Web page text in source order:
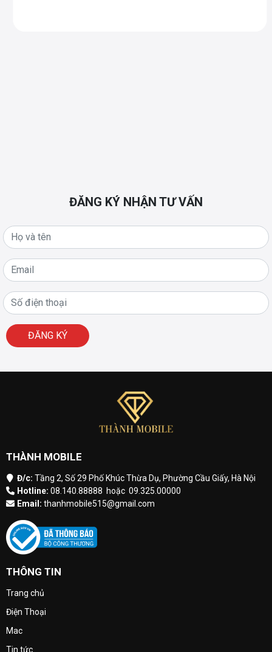
ĐĂNG KÝ NHẬN TƯ VẤN
ĐĂNG KÝ
THÀNH MOBILE
Đ/c: Tầng 2, Số 29 Phố Khúc Thừa Dụ, Phường Cầu Giấy, Hà Nội
Hotline: 08.140.88888 hoặc 09.325.00000
Email: thanhmobile515@gmail.com
THÔNG TIN
Trang chủ
Điện Thoại
Mac
Tin tức